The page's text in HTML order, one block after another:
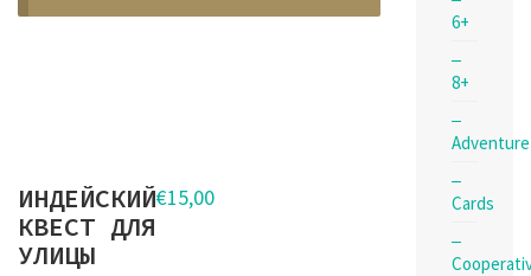
ИНДЕЙСКИЙ
КВЕСТ ДЛЯ
УЛИЦЫ
€15,00
6+
8+
Adventure
Cards